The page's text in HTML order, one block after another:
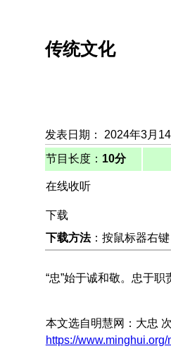
传统文化
发表日期： 2024年3月14
节目长度： 10分
在线收听
下载
下载方法：按鼠标器右
“忠”始于诚和敬。忠于
本文选自明慧网：大忠
https://